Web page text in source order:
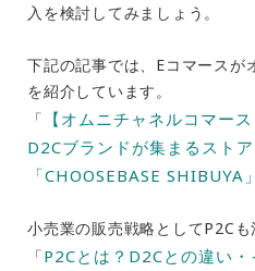
入を検討してみましょう。
下記の記事では、Eコマースが
を紹介しています。
「 【オムニチャネルコマー
D2Cブランドが集まるスト
「CHOOSEBASE SHIBUYA」
小売業の販売戦略としてP2Cも
「P2Cとは？D2Cとの違い